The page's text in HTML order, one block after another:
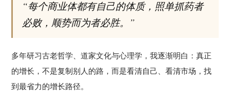
“每个商业体都有自己的体质，照单抓药者
必败，顺势而为者必胜。”
多年研习古老哲学、道家文化与心理学，我逐渐明白：真正
的增长，不是复制别人的路，而是看清自己、看清市场，找
到最省力的增长路径。